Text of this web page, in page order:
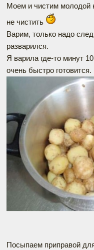
Моем и чистим молодой
не чистить
Варим, только надо
разварился.
Я варила где-то минут
очень быстро готовится.
Посыпаем приправой